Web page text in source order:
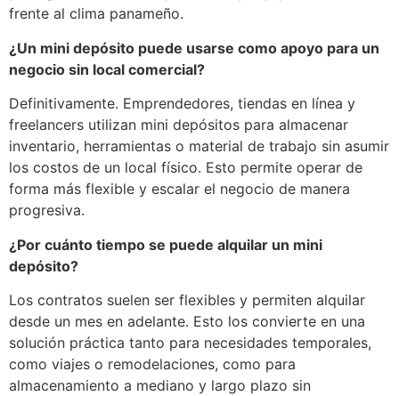
frente al clima panameño.
¿Un mini depósito puede usarse como apoyo para un
negocio sin local comercial?
Definitivamente. Emprendedores, tiendas en línea y
freelancers utilizan mini depósitos para almacenar
inventario, herramientas o material de trabajo sin asumir
los costos de un local físico. Esto permite operar de
forma más flexible y escalar el negocio de manera
progresiva.
¿Por cuánto tiempo se puede alquilar un mini
depósito?
Los contratos suelen ser flexibles y permiten alquilar
desde un mes en adelante. Esto los convierte en una
solución práctica tanto para necesidades temporales,
como viajes o remodelaciones, como para
almacenamiento a mediano y largo plazo sin